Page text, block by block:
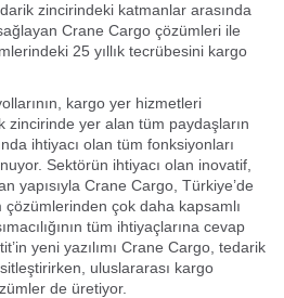
zincirindeki katmanlar arasında
Crane Cargo çözümleri ile
25 yıllık tecrübesini kargo
kargo yer hizmetleri
zincirinde yer alan tüm paydaşların
ihtiyacı olan tüm fonksiyonları
Sektörün ihtiyacı olan inovatif,
yapısıyla Crane Cargo, Türkiye’de
çözümlerinden çok daha kapsamlı
tüm ihtiyaçlarına cevap
yeni yazılımı Crane Cargo, tedarik
uluslararası kargo
de üretiyor.